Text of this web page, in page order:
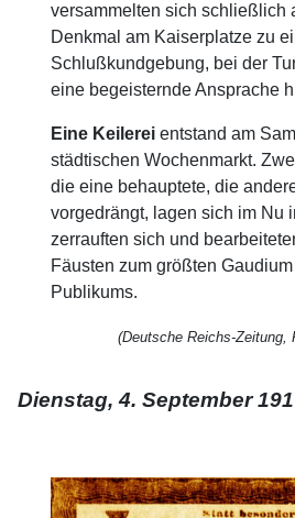
versammelten sich schließlich
Denkmal am Kaiserplatze zu
Schlußkundgebung, bei der
eine begeisternde Ansprache
Eine Keilerei entstand am
städtischen Wochenmarkt.
die eine behauptete, die
vorgedrängt, lagen sich im Nu
zerrauften sich und
Fäusten zum größten
Publikums.
(Deutsche Reichs-Zeitung,
Dienstag, 4. September